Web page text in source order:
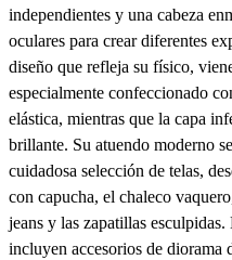
independientes y una cabeza
oculares para crear diferentes
diseño que refleja su físico,
especialmente confeccionado
elástica, mientras que la capa
brillante. Su atuendo moderno
cuidadosa selección de telas,
con capucha, el chaleco
jeans y las zapatillas
incluyen accesorios de diorama